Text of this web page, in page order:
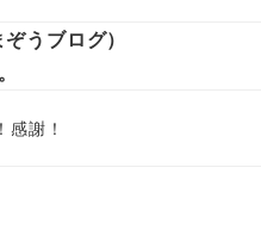
うブログ）
謝！